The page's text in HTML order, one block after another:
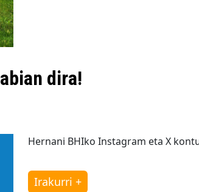
dira!
Hernani BHIko Instagram eta X
Irakurri +